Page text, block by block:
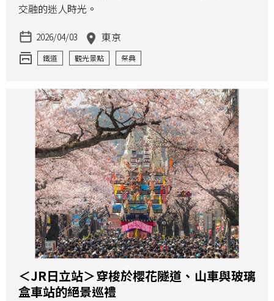
交融的迷人時光。
2026/04/03 東京
鐵道 觀光景點 祭典
＜JR日立站＞穿梭於櫻花隧道、山車與玻璃
盒車站的絕景巡禮